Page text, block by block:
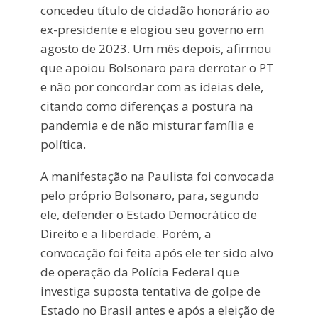
concedeu título de cidadão honorário ao
ex-presidente e elogiou seu governo em
agosto de 2023. Um mês depois, afirmou
que apoiou Bolsonaro para derrotar o PT
e não por concordar com as ideias dele,
citando como diferenças a postura na
pandemia e de não misturar família e
política.
A manifestação na Paulista foi convocada
pelo próprio Bolsonaro, para, segundo
ele, defender o Estado Democrático de
Direito e a liberdade. Porém, a
convocação foi feita após ele ter sido alvo
de operação da Polícia Federal que
investiga suposta tentativa de golpe de
Estado no Brasil antes e após a eleição de